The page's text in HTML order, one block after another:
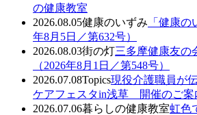
の健康教室
2026.08.05健康のいずみ 「健康
年8月5日／第632号）
2026.08.03街の灯三多摩健康友の
（2026年8月1日／第548号）
2026.07.08Topics現役介護職員が
ケアフェスタin浅草 開催のご案
2026.07.06暮らしの健康教室虹色